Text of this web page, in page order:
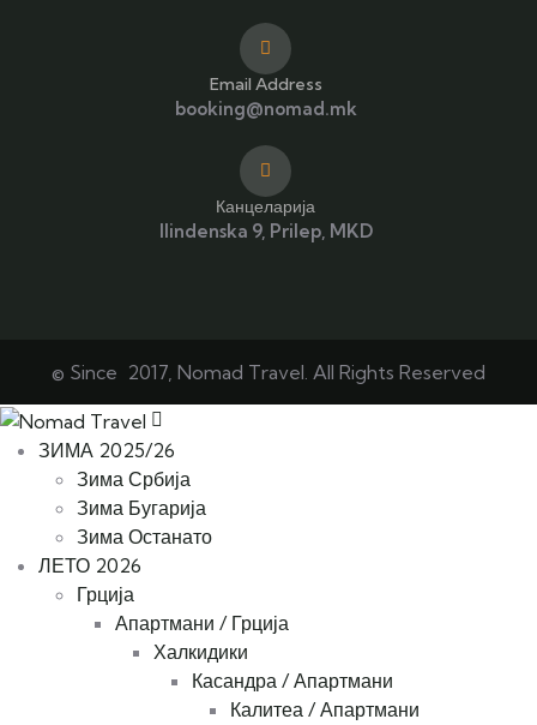
Email Address
booking@nomad.mk
Канцеларија
Ilindenska 9, Prilep, MKD
© Since 2017, Nomad Travel. All Rights Reserved
ЗИМА 2025/26
Зима Србија
Зима Бугарија
Зима Останато
ЛЕТО 2026
Грција
Апартмани / Грција
Халкидики
Касандра / Апартмани
Калитеа / Апартмани